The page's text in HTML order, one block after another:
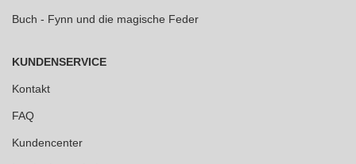
Buch - Fynn und die magische Feder
KUNDENSERVICE
Kontakt
FAQ
Kundencenter